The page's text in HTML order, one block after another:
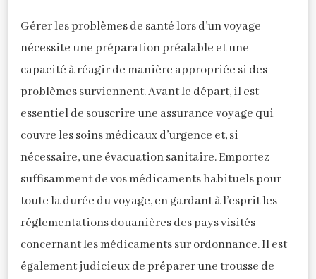
PROBLÈMES
DE
EN
VOYAGE
Gérer les problèmes de santé lors d’un voyage
nécessite une préparation préalable et une
capacité à réagir de manière appropriée si des
problèmes surviennent. Avant le départ, il est
essentiel de souscrire une assurance voyage qui
couvre les soins médicaux d’urgence et, si
nécessaire, une évacuation sanitaire. Emportez
suffisamment de vos médicaments habituels pour
toute la durée du voyage, en gardant à l’esprit les
réglementations douanières des pays visités
concernant les médicaments sur ordonnance. Il est
également judicieux de préparer une trousse de